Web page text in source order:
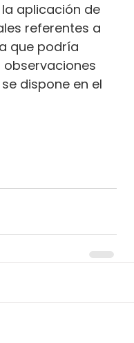
aplicación de
referentes a
que podría
observaciones
dispone en el